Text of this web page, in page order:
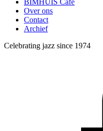
BIMHUIS Café
Over ons
Contact
Archief
Celebrating jazz since 1974